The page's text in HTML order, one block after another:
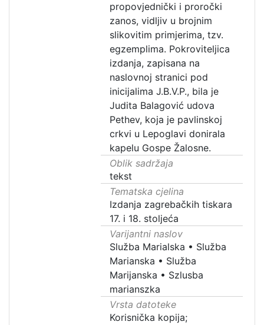
propovjednički i proročki
zanos, vidljiv u brojnim
slikovitim primjerima, tzv.
egzemplima. Pokroviteljica
izdanja, zapisana na
naslovnoj stranici pod
inicijalima J.B.V.P., bila je
Judita Balagović udova
Pethev, koja je pavlinskoj
crkvi u Lepoglavi donirala
kapelu Gospe Žalosne.
Oblik sadržaja
tekst
Tematska cjelina
Izdanja zagrebačkih tiskara
17. i 18. stoljeća
Varijantni naslov
Služba Marialska • Služba
Marianska • Služba
Marijanska • Szlusba
marianszka
Vrsta datoteke
Korisnička kopija;